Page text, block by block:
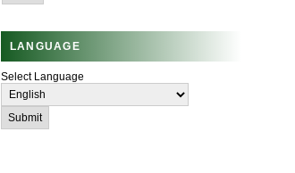
LANGUAGE
Select Language